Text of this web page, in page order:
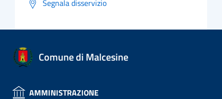
Segnala disservizio
Comune di Malcesine
AMMINISTRAZIONE